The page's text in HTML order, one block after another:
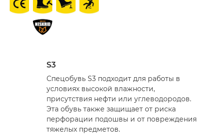
S3
Спецобувь S3 подходит для работы в
условиях высокой влажности,
присутствия нефти или углеводородов.
Эта обувь также защищает от риска
перфорации подошвы и от повреждения
тяжелых предметов.